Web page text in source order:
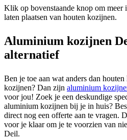
Klik op bovenstaande knop om meer
laten plaatsen van houten kozijnen.
Aluminium kozijnen
alternatief
Ben je toe aan wat anders dan
kozijnen? Dan zijn aluminium
voor jou! Zoek je een deskundige
aluminium kozijnen bij je in huis?
direct nog een offerte aan te vragen.
voor je klaar om je te voorzien van
Deil.